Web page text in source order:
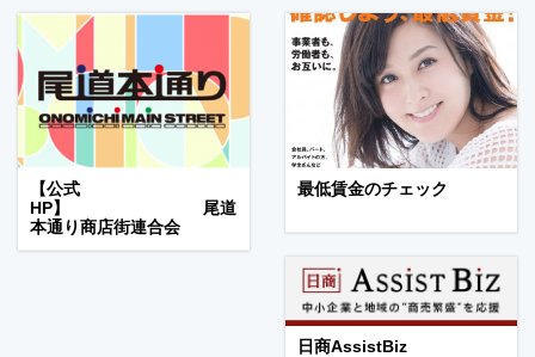
【公式
HP】 尾道
本通り商店街連合会
最低賃金のチェック
日商AssistBiz